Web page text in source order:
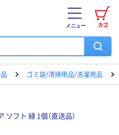
カゴ
メニュー
ゴミ袋/清掃用品/洗濯用品
フト 緑 1個（直送品）